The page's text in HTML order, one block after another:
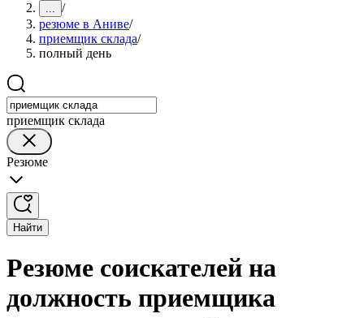
... /
резюме в Аниве/
приемщик склада/
полный день
приемщик склада
Резюме
Найти
Резюме соискателей на
должность приемщика